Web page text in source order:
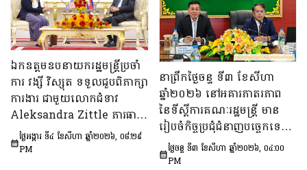
ក្រុមប្រឹក្សាសេដ្ឋកិច្ច សង្គមកិច្ច
និង​វប្បធម៌ ដើម្បីពិនិត្យ​និង​
ពិភាក្សា​លើ «សេចក្តីព្រាង
ផែនការ​សកម្មភាពជាតិ​​ស្ដីពី​ការ
បង្ការទប់ស្កាត់​អាពាហ៍ពិពាហ៍​
នៅវ័យក្មេង​និងការ​មាន​ផ្ទៃពោះ​
នៅ​វ័យជំទង់​នៅកម្ពុជា
ឆ្នាំ២០២៦-២០៣០»។
ព្រះរាជាណាចក្រកម្ពុជា។
ឯកឧត្តមឧបនាយករដ្ឋមន្ត្រីប្រចាំ
ការ វង្សី វិស្សុត ទទួលជួបពិភាក្សា
ការងារ ជាមួយលោកជំទាវ
Aleksandra Zittle ភារធារី
ស្តីទីនៃស្ថានទូតសហរដ្ឋអាម៉េរិក
ប្រចាំកម្ពុជា
ថ្ងៃអង្គារ ទី៤ ខែសីហា ឆ្នាំ២០២៦, ០៨:២៩
PM
នាព្រឹកថ្ងៃចន្ទ ទី៣ ខែសីហា
ឆ្នាំ២០២៦ នៅអគារភាតរភាព
នៃទីស្តីការគណៈរដ្ឋមន្រ្តី មាន
រៀបចំកិច្ចប្រជុំជំនាញបច្ចេកទេស
ក្រោមអធិបតីភាព ឯកឧត្តម លី
ច័ន្ទតុលា រដ្ឋលេខាធិការទីស្តីការ
ថ្ងៃចន្ទ ទី៣ ខែសីហា ឆ្នាំ២០២៦, ០៤:០០
PM